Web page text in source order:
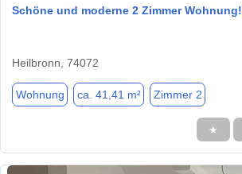
Schöne und moderne 2 Zimmer Wohnung!
Heilbronn, 74072
Wohnung ca. 41,41 m² Zimmer 2
★